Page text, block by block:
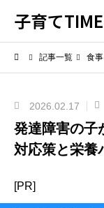
子育て
記事一覧 食
2026.02.17
発達障害の子
対応策と栄養
[PR]